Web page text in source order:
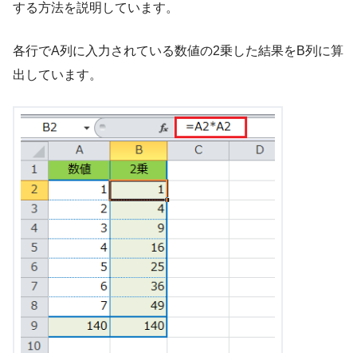
する方法を説明しています。
各行でA列に入力されている数値の2乗した結果をB列に算
出しています。